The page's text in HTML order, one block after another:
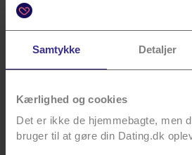
Samtykke Detaljer
Kærlighed og cookies
Det er ikke de hjemmebagte, men
bruger til at gøre din Dating.dk
Tips
tips til Dating
og din profil.
Læs mere
Artikler
mange
spændende
artikler.